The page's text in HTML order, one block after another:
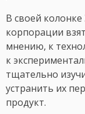
В своей
корпорации
мнению, к
к
тщательно
устранить их
продукт.